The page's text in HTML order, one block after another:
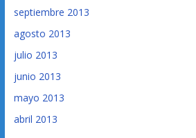
septiembre 2013
agosto 2013
julio 2013
junio 2013
mayo 2013
abril 2013